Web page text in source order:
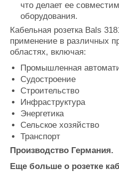
что делает ее
оборудования.
Кабельная розетка Bals
применение в различных
областях, включая:
Промышленная
Судостроение
Строительство
Инфраструктура
Энергетика
Сельское хозяйство
Транспорт
Производство Германия.
Еще больше о розетке